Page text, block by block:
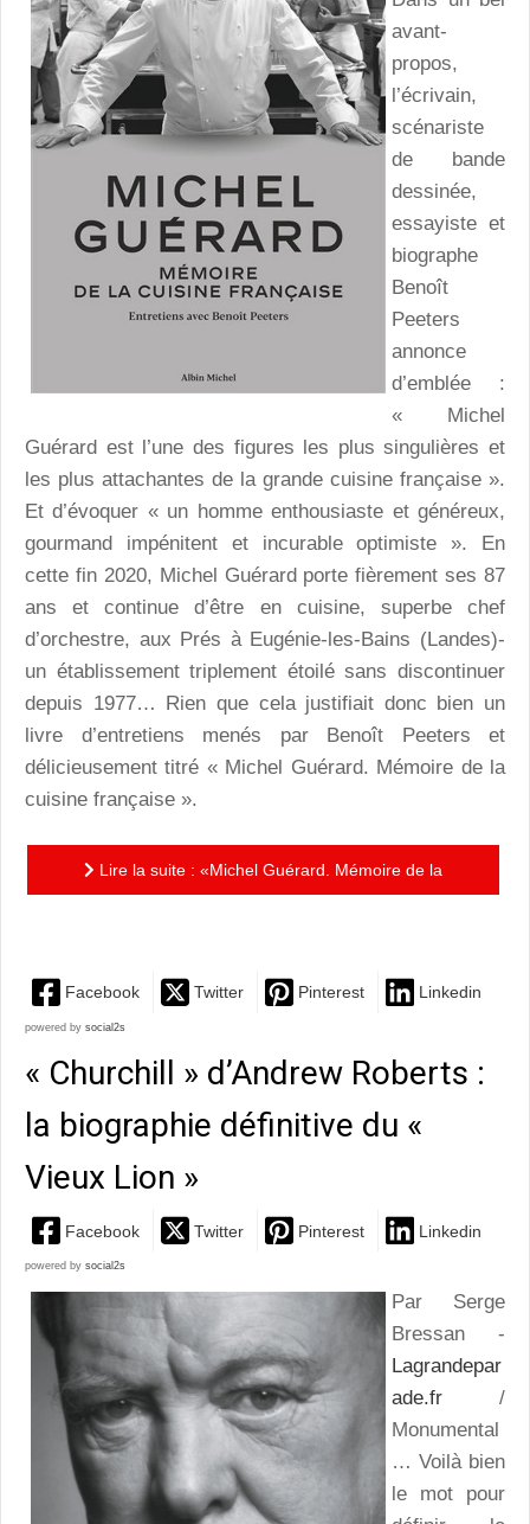
avant-
propos,
l’écrivain,
scénariste
de bande
dessinée,
essayiste et
biographe
Benoît
Peeters
annonce
d’emblée :
« Michel
Guérard est l’une des figures les plus singulières et
les plus attachantes de la grande cuisine française ».
Et d’évoquer « un homme enthousiaste et généreux,
gourmand impénitent et incurable optimiste ». En
cette fin 2020, Michel Guérard porte fièrement ses 87
ans et continue d’être en cuisine, superbe chef
d’orchestre, aux Prés à Eugénie-les-Bains (Landes)-
un établissement triplement étoilé sans discontinuer
depuis 1977… Rien que cela justifiait donc bien un
livre d’entretiens menés par Benoît Peeters et
délicieusement titré « Michel Guérard. Mémoire de la
cuisine française ».
Lire la suite : «Michel Guérard. Mémoire de la
Facebook Twitter Pinterest Linkedin
powered by social2s
« Churchill » d’Andrew Roberts :
la biographie définitive du «
Vieux Lion »
Facebook Twitter Pinterest Linkedin
powered by social2s
Par Serge
Bressan -
Lagrandepar
ade.fr /
Monumental
… Voilà bien
le mot pour